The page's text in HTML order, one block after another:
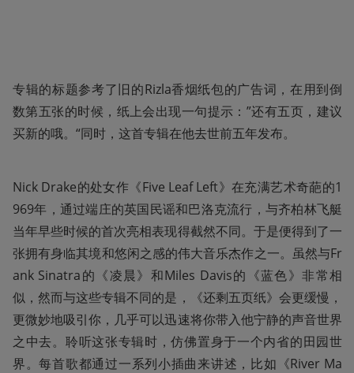
专辑的标题参考了旧的Rizla香烟纸包的广告词，在用到倒
数第五张的时候，纸上会出现一句提示：”还有五页，建议
买新的哦。“同时，这首专辑在他去世前五年发布。
Nick Drake的处女作《Five Leaf Left》在充满艺术奇葩的1
969年，通过端庄的英国民谣和巴洛克流行，与齐柏林飞艇
当年早些时候的首次亮相表现得截然不同。于是便得到了一
张拥有身临其境和悠闲之感的伟大音乐杰作之一。虽然与Fr
ank Sinatra的《凌晨》和Miles Davis的《蓝色》非常相
似，然而与这些专辑不同的是，《还剩五页纸》会更缓慢，
更微妙地吸引你，几乎可以迅速将你带入他宁静的声音世界
之中去。聆听这张专辑时，仿佛置身于一个内省的田园世
界。每首歌都通过一系列小插曲来讲述，比如《River Ma